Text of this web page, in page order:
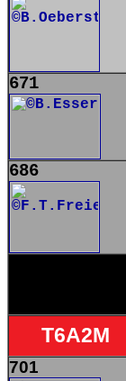
671
686
T6A2M
701